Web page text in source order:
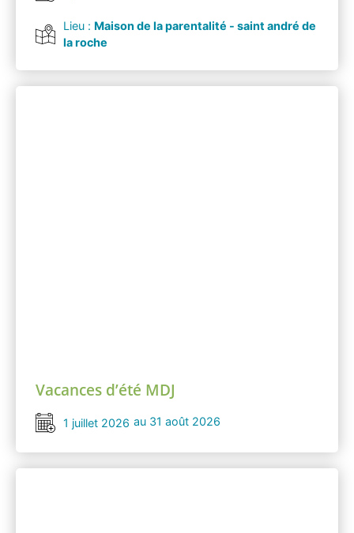
Lieu : Maison de la parentalité - saint andré de
la roche
Vacances d’été MDJ
1 juillet 2026 au 31 août 2026